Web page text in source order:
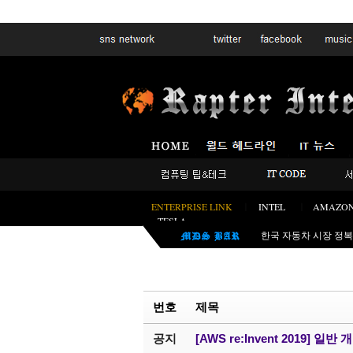
SK하이닉스, 삼전 제
한국 자동차 시장 정
보증이 막 끝난 차량
(보안혁명) 사이버 공
펄어비스 붉은사막,
번호 제목
공지 [AWS re:Invent 2019] 일반
Sketchbook5, 스케치북5
Sketchbook5, 스케치북5